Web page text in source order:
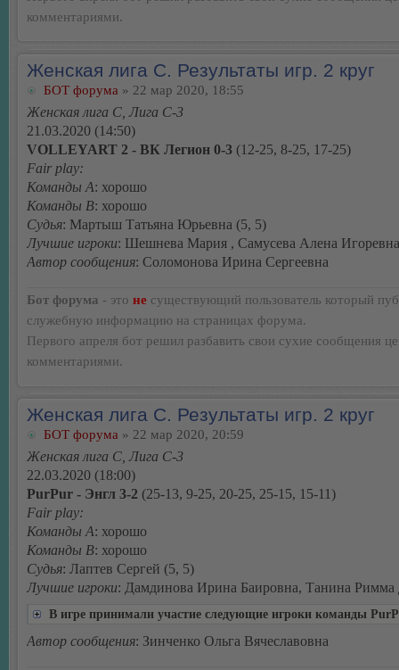
комментариями.
Женская лига С. Результаты игр. 2 круг
БОТ форума » 22 мар 2020, 18:55
Женская лига С, Лига С-3
21.03.2020 (14:50)
VOLLEYART 2 - ВК Легион 0-3 (12-25, 8-25, 17-25)
Fair play:
Команды А: хорошо
Команды В: хорошо
Судья: Мартыш Татьяна Юрьевна (5, 5)
Лучшие игроки: Шешнева Мария , Самусева Алена Игоревна
Автор сообщения: Соломонова Ирина Сергеевна
Бот форума - это не существующий пользователь который
служебную информацию на страницах форума.
Первого апреля бот решил разбавить свои сухие сообщения
комментариями.
Женская лига С. Результаты игр. 2 круг
БОТ форума » 22 мар 2020, 20:59
Женская лига С, Лига С-3
22.03.2020 (18:00)
PurPur - Энгл 3-2 (25-13, 9-25, 20-25, 25-15, 15-11)
Fair play:
Команды А: хорошо
Команды В: хорошо
Судья: Лаптев Сергей (5, 5)
Лучшие игроки: Дамдинова Ирина Баировна, Танина Римма
В игре принимали участие следующие игроки команды
Автор сообщения: Зинченко Ольга Вячеславовна